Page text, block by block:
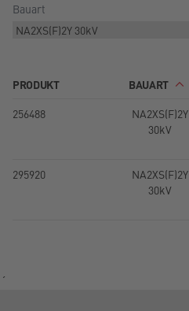
Bauart
PRODUKT BAUART
256488
NA2XS(F)2Y
30kV
295920
NA2XS(F)2Y
30kV
´